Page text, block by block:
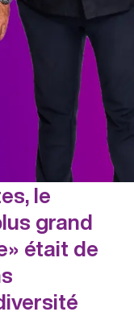
le
grand
était de